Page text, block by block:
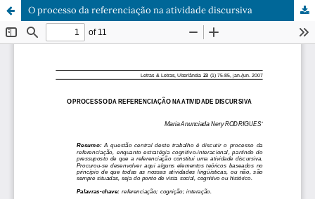
O processo da referenciação na atividade discursiva